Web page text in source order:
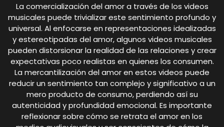
La comercialización del amor a través de los videos
musicales puede trivializar este sentimiento profundo y
universal. Al enfocarse en representaciones idealizadas
y estereotipadas del amor, algunos videos musicales
pueden distorsionar la realidad de las relaciones y crear
expectativas poco realistas en quienes los consumen.
La mercantilización del amor en estos videos puede
reducir un sentimiento tan complejo y significativo a un
mero producto de consumo, perdiendo así su
autenticidad y profundidad emocional. Es importante
reflexionar sobre cómo se retrata el amor en los